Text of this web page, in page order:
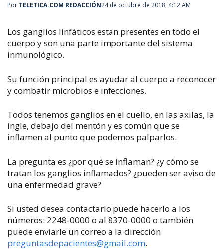
Por TELETICA.COM REDACCIÓN24 de octubre de 2018, 4:12 AM
Los ganglios linfáticos están presentes en todo el
cuerpo y son una parte importante del sistema
inmunológico.
Su función principal es ayudar al cuerpo a reconocer
y combatir microbios e infecciones.
Todos tenemos ganglios en el cuello, en las axilas, la
ingle, debajo del mentón y es común que se
inflamen al punto que podemos palparlos.
La pregunta es ¿por qué se inflaman? ¿y cómo se
tratan los ganglios inflamados? ¿pueden ser aviso de
una enfermedad grave?
Si usted desea contactarlo puede hacerlo a los
números: 2248-0000 o al 8370-0000 o también
puede enviarle un correo a la dirección
preguntasdepacientes@gmail.com.